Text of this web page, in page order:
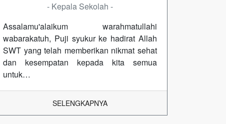
- Kepala Sekolah -
Assalamu'alaikum warahmatullahi
wabarakatuh, Puji syukur ke hadirat Allah
SWT yang telah memberikan nikmat sehat
dan kesempatan kepada kita semua
untuk…
SELENGKAPNYA